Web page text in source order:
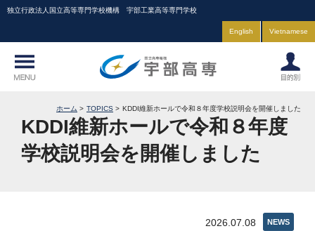
独立行政法人国立高等専門学校機構 宇部工業高等専門学校
English Vietnamese
ホーム TOPICS KDDI維新ホールで令和８年度学校説明会を開催しました
KDDI維新ホールで令和８年度
学校説明会を開催しました
NEWS
2026.07.08